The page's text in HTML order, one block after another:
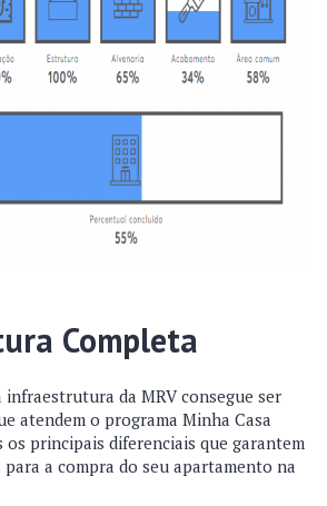
Completa
infraestrutura da MRV consegue ser
atendem o programa Minha Casa
os principais diferenciais que garantem
a compra do seu apartamento na